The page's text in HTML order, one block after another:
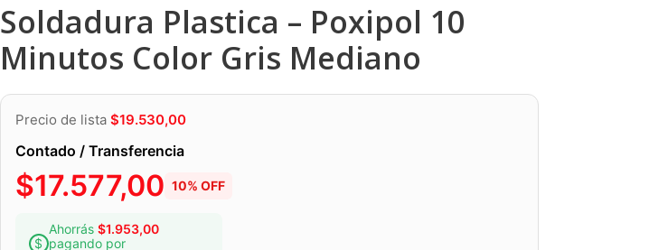
Soldadura Plastica – Poxipol 10
Minutos Color Gris Mediano
Precio de lista $19.530,00
Contado / Transferencia
$17.577,00 10% OFF
Ahorrás $1.953,00
pagando por